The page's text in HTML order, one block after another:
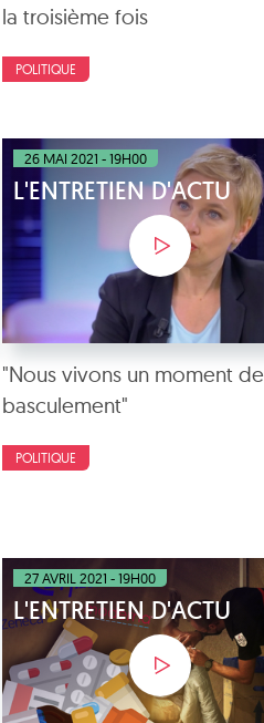
la troisième fois
POLITIQUE
26 MAI 2021 - 19H00
L'ENTRETIEN D'ACTU
"Nous vivons un moment de
basculement"
POLITIQUE
27 AVRIL 2021 - 19H00
L'ENTRETIEN D'ACTU